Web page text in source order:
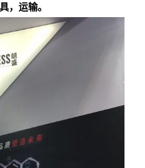
，运输。